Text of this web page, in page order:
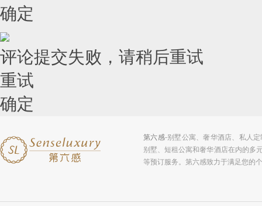
确定
评论提交失败，请稍后重试
重试
确定
第六感-别墅公寓、奢华酒店、私人
别墅、短租公寓和奢华酒店在内的多
等预订服务。第六感致力于满足您的